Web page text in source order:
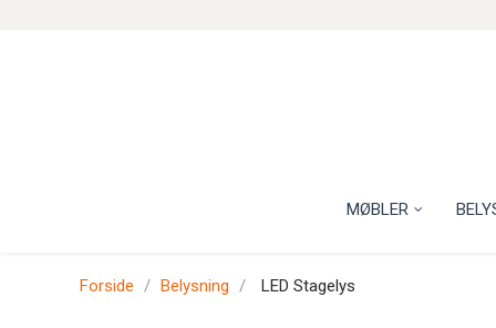
MØBLER
Forside Belysning LED Stagelys